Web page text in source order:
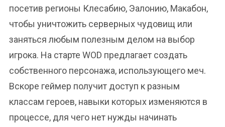
посетив регионы Клесабию, Эалонию, Макабон,
чтобы уничтожить серверных чудовищ или
заняться любым полезным делом на выбор
игрока. На старте WOD предлагает создать
собственного персонажа, использующего меч.
Вскоре геймер получит доступ к разным
классам героев, навыки которых изменяются в
процессе, для чего нет нужды начинать